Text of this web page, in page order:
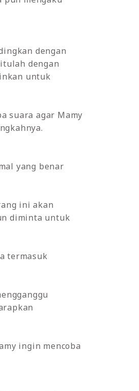
dengan
dengan
untuk
suara agar Mamy
yang benar
ini akan
diminta untuk
termasuk
ingin mencoba